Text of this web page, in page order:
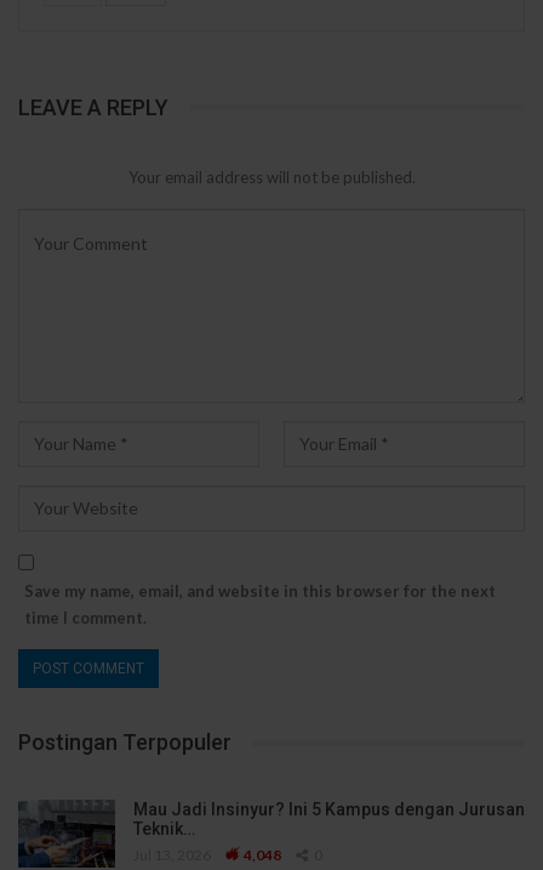
LEAVE A REPLY
Your email address will not be published.
Save my name, email, and website in this browser for the next
time I comment.
Postingan Terpopuler
Mau Jadi Insinyur? Ini 5 Kampus dengan Jurusan
Teknik…
4,048